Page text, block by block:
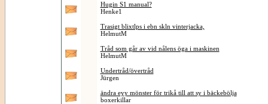
Hugin S1 manual?
Henke1
Trasigt blixtlps i ebn skln vinterjacka,
HelmutM
Tråd som går av vid nålens öga i maskinen
HelmutM
Undertråd/övertråd
Jürgen
ändra eyy mönster för trikå till att sy i bäckebölja
boxerkillar